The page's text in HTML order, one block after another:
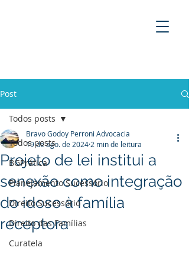
Post
Todos posts
BGPrática
Planejamento Sucessório
Direito Sucessório
Direito das Famílias
Curatela
Todos posts
Projeto de lei institui a
senexão como integração
do idoso à família
receptora
Bravo Godoy Perroni Advocacia
19 de ago. de 2024 2 min de leitura